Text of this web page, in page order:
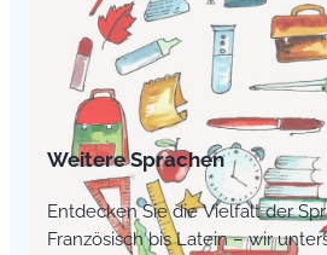
Weitere Sprachen
Entdecken Sie die Vielfalt der
Französisch bis Latein – wir